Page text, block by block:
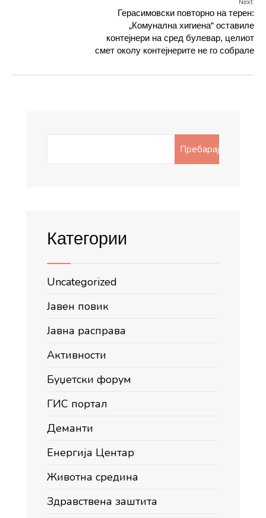
Next:
Герасимовски повторно на терен:
„Комунална хигиена“ оставиле
контејнери на сред булевар, целиот
смет околу контејнерите не го собрале
Пребарај
Категории
Uncategorized
Јавен повик
Јавна расправа
Активности
Буџетски форум
ГИС портал
Деманти
Енергија Центар
Животна средина
Здравствена заштита